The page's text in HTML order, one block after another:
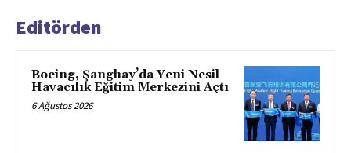
Editörden
Boeing, Şanghay’da Yeni Nesil
Havacılık Eğitim Merkezini Açtı
6 Ağustos 2026